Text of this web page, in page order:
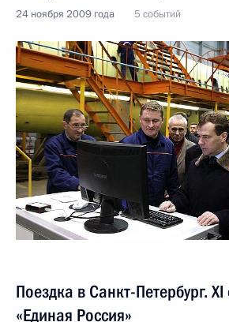
24 ноября 2009 года 5 событий
Поездка в Санкт-Петербург.
«Единая Россия»